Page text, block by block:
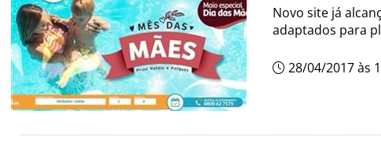
Novo site já
adaptados para
28/04/2017 às